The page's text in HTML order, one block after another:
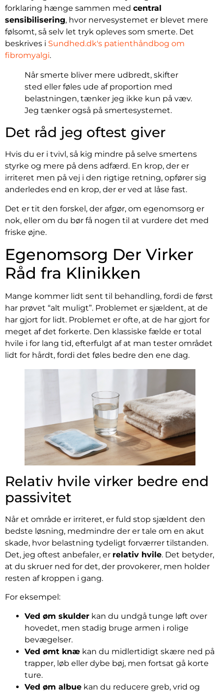
forklaring hænge sammen med central
sensibilisering, hvor nervesystemet er blevet mere
følsomt, så selv let tryk opleves som smerte. Det
beskrives i Sundhed.dk's patienthåndbog om
fibromyalgi.
Når smerte bliver mere udbredt, skifter
sted eller føles ude af proportion med
belastningen, tænker jeg ikke kun på væv.
Jeg tænker også på smertesystemet.
Det råd jeg oftest giver
Hvis du er i tvivl, så kig mindre på selve smertens
styrke og mere på dens adfærd. En krop, der er
irriteret men på vej i den rigtige retning, opfører sig
anderledes end en krop, der er ved at låse fast.
Det er tit den forskel, der afgør, om egenomsorg er
nok, eller om du bør få nogen til at vurdere det med
friske øjne.
Egenomsorg Der Virker
Råd fra Klinikken
Mange kommer lidt sent til behandling, fordi de først
har prøvet “alt muligt”. Problemet er sjældent, at de
har gjort for lidt. Problemet er ofte, at de har gjort for
meget af det forkerte. Den klassiske fælde er total
hvile i for lang tid, efterfulgt af at man tester området
lidt for hårdt, fordi det føles bedre den ene dag.
Relativ hvile virker bedre end
passivitet
Når et område er irriteret, er fuld stop sjældent den
bedste løsning, medmindre der er tale om en akut
skade, hvor belastning tydeligt forværrer tilstanden.
Det, jeg oftest anbefaler, er relativ hvile. Det betyder,
at du skruer ned for det, der provokerer, men holder
resten af kroppen i gang.
For eksempel:
Ved øm skulder kan du undgå tunge løft over
hovedet, men stadig bruge armen i rolige
bevægelser.
Ved ømt knæ kan du midlertidigt skære ned på
trapper, løb eller dybe bøj, men fortsat gå korte
ture.
Ved øm albue kan du reducere greb, vrid og